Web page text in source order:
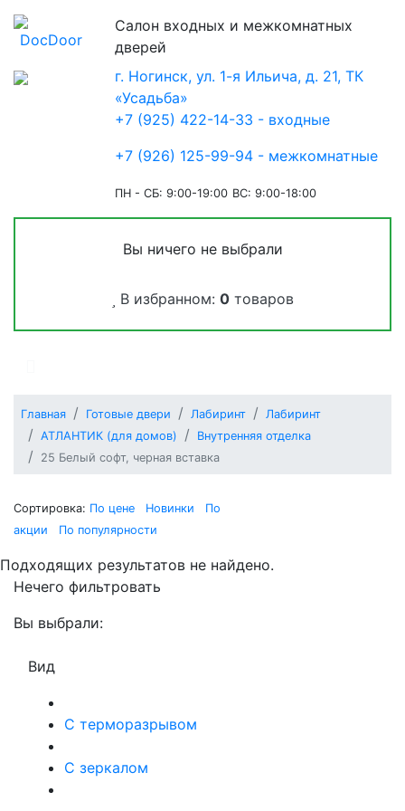
Салон входных и межкомнатных
дверей
г. Ногинск, ул. 1-я Ильича, д. 21, ТК
«Усадьба»
+7 (925) 422-14-33 - входные
+7 (926) 125-99-94 - межкомнатные
ПН - СБ: 9:00-19:00 ВС: 9:00-18:00
Вы ничего не выбрали
В избранном: 0 товаров
Главная Готовые двери Лабиринт
Лабиринт
АТЛАНТИК (для домов)
Внутренняя отделка
25 Белый софт, черная вставка
Сортировка: По цене Новинки
По
акции
По популярности
Подходящих результатов не найдено.
Нечего фильтровать
Вы выбрали:
Вид
С терморазрывом
С зеркалом